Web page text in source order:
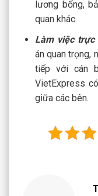
lương bổng,
quan khác.
Làm việc
án quan trọng,
tiếp với cán
VietExpress
giữa các bên.